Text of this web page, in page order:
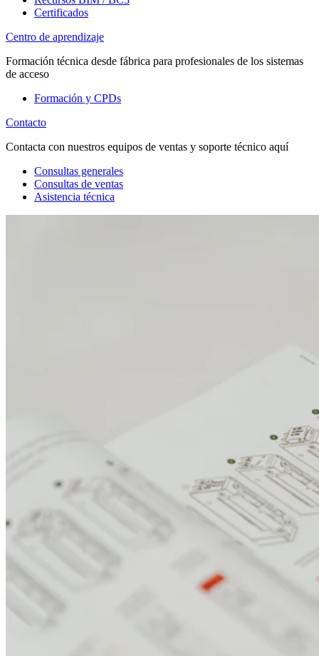
Certificados
Centro de aprendizaje
Formación técnica desde fábrica para profesionales de los sistemas
de acceso
Formación y CPDs
Contacto
Contacta con nuestros equipos de ventas y soporte técnico aquí
Consultas generales
Consultas de ventas
Asistencia técnica